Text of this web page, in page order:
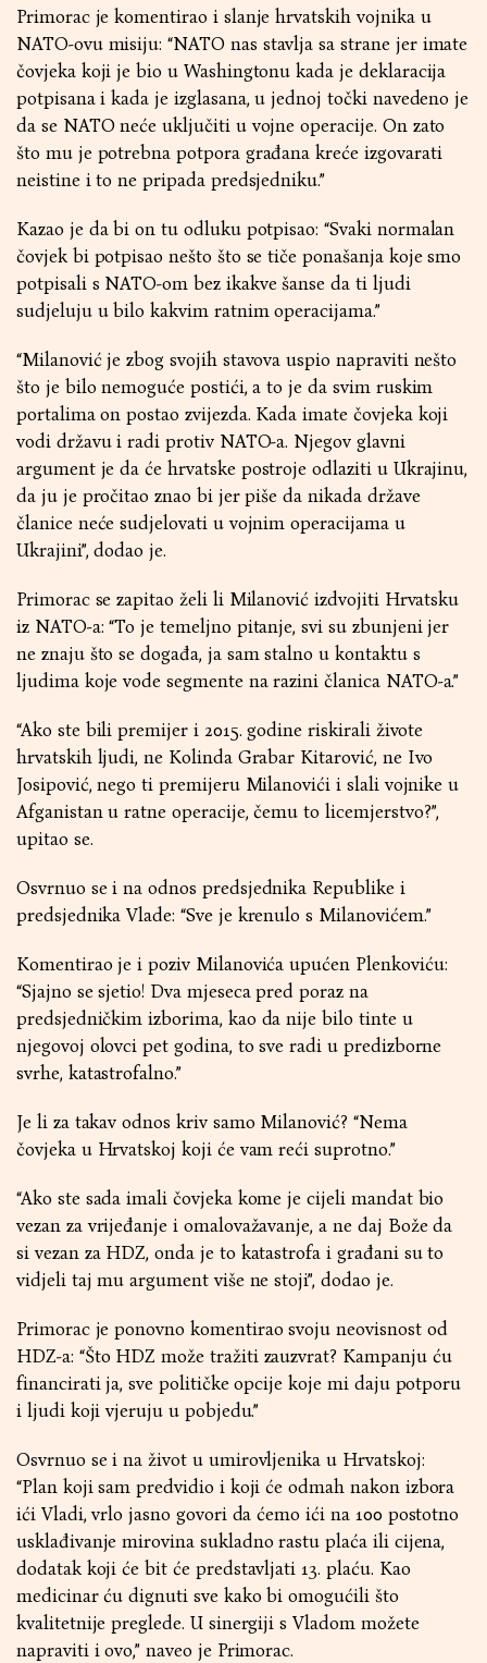
Primorac je komentirao i slanje hrvatskih vojnika u
NATO-ovu misiju: “NATO nas stavlja sa strane jer imate
čovjeka koji je bio u Washingtonu kada je deklaracija
potpisana i kada je izglasana, u jednoj točki navedeno je
da se NATO neće uključiti u vojne operacije. On zato
što mu je potrebna potpora građana kreće izgovarati
neistine i to ne pripada predsjedniku.”
Kazao je da bi on tu odluku potpisao: “Svaki normalan
čovjek bi potpisao nešto što se tiče ponašanja koje smo
potpisali s NATO-om bez ikakve šanse da ti ljudi
sudjeluju u bilo kakvim ratnim operacijama.”
“Milanović je zbog svojih stavova uspio napraviti nešto
što je bilo nemoguće postići, a to je da svim ruskim
portalima on postao zvijezda. Kada imate čovjeka koji
vodi državu i radi protiv NATO-a. Njegov glavni
argument je da će hrvatske postroje odlaziti u Ukrajinu,
da ju je pročitao znao bi jer piše da nikada države
članice neće sudjelovati u vojnim operacijama u
Ukrajini”, dodao je.
Primorac se zapitao želi li Milanović izdvojiti Hrvatsku
iz NATO-a: “To je temeljno pitanje, svi su zbunjeni jer
ne znaju što se događa, ja sam stalno u kontaktu s
ljudima koje vode segmente na razini članica NATO-a.”
“Ako ste bili premijer i 2015. godine riskirali živote
hrvatskih ljudi, ne Kolinda Grabar Kitarović, ne Ivo
Josipović, nego ti premijeru Milanovići i slali vojnike u
Afganistan u ratne operacije, čemu to licemjerstvo?”,
upitao se.
Osvrnuo se i na odnos predsjednika Republike i
predsjednika Vlade: “Sve je krenulo s Milanovićem.”
Komentirao je i poziv Milanovića upućen Plenkoviću:
“Sjajno se sjetio! Dva mjeseca pred poraz na
predsjedničkim izborima, kao da nije bilo tinte u
njegovoj olovci pet godina, to sve radi u predizborne
svrhe, katastrofalno.”
Je li za takav odnos kriv samo Milanović? “Nema
čovjeka u Hrvatskoj koji će vam reći suprotno.”
“Ako ste sada imali čovjeka kome je cijeli mandat bio
vezan za vrijeđanje i omalovažavanje, a ne daj Bože da
si vezan za HDZ, onda je to katastrofa i građani su to
vidjeli taj mu argument više ne stoji”, dodao je.
Primorac je ponovno komentirao svoju neovisnost od
HDZ-a: “Što HDZ može tražiti zauzvrat? Kampanju ću
financirati ja, sve političke opcije koje mi daju potporu
i ljudi koji vjeruju u pobjedu.”
Osvrnuo se i na život u umirovljenika u Hrvatskoj:
“Plan koji sam predvidio i koji će odmah nakon izbora
ići Vladi, vrlo jasno govori da ćemo ići na 100 postotno
usklađivanje mirovina sukladno rastu plaća ili cijena,
dodatak koji će bit će predstavljati 13. plaću. Kao
medicinar ću dignuti sve kako bi omogućili što
kvalitetnije preglede. U sinergiji s Vladom možete
napraviti i ovo,” naveo je Primorac.